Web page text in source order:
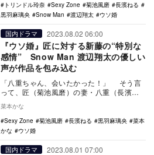
トリンドル玲奈
Sexy Zone 菊池風磨
長濱ねる
黒羽麻璃央
Snow Man 渡辺翔太 ウソ婚
国内ドラマ 2023.08.02 06:00
『ウソ婚』匠に対する新藤の“特別な
感情” Snow Man 渡辺翔太の優しい
声が作品を包み込む
「八重ちゃん、会いたかった！」 そう言
って、匠（菊池風磨）の妻・八重（長濱ね
はこのシー…
菜本かな
Sexy Zone
菊池風磨 長濱ねる 黒羽麻璃央
菜本
かな
ウソ婚
国内ドラマ 2023.08.01 07:00